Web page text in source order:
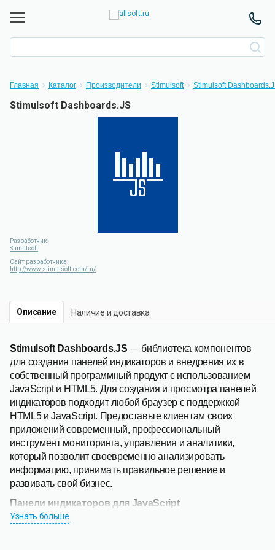
Главная Каталог Производители Stimulsoft Stimulsoft
Stimulsoft Dashboards.JS
Разработчик:
Stimulsoft
Сайт разработчика:
http://www.stimulsoft.com/ru/
Описание Наличие и доставка
Stimulsoft Dashboards.JS — библиотека компонентов
для создания панелей индикаторов и внедрения их в
собственный программный продукт с использованием
JavaScript и HTML5. Для создания и просмотра панелей
индикаторов подходит любой браузер с поддержкой
HTML5 и JavaScript. Предоставьте клиентам своих
приложений современный, профессиональный
инструмент мониторинга, управления и аналитики,
который позволит своевременно анализировать
информацию, принимать правильное решение и
развивать свой бизнес.
Панели индикаторов для JavaScript
Dashboards.JS — полнофункциональный инструмент
Узнать больше